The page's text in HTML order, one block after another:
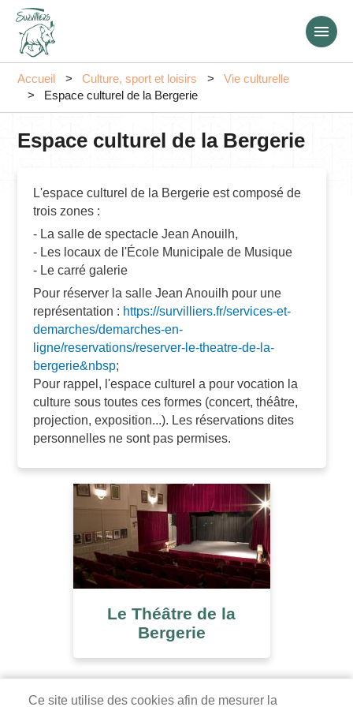
Accueil Culture, sport et loisirs
Vie culturelle
Espace culturel de la Bergerie
Espace culturel de la Bergerie
L'espace culturel de la Bergerie est composé de
trois zones :
- La salle de spectacle Jean Anouilh,
- Les locaux de l'École Municipale de Musique
- Le carré galerie
Pour réserver la salle Jean Anouilh pour une
représentation : https://survilliers.fr/services-et-
demarches/demarches-en-
ligne/reservations/reserver-le-theatre-de-la-
bergerie&nbsp;
Pour rappel, l'espace culturel a pour vocation la
culture sous toutes ces formes (concert, théâtre,
projection, exposition...). Les réservations dites
personnelles ne sont pas permises.
Le Théâtre de la
Bergerie
Ce site utilise des cookies afin de mesurer la